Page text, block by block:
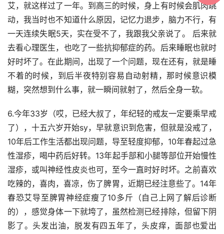
艾，就这样过了一年。到高三的时候，身上有时候会肌肉跳
动，我当时也不知道什么原因，记忆力退步，脑力不行，有
一天连续失眠5天，实在受不了，我跟我父亲说了。 后来就
去看心理医生，也吃了一些抗抑郁症的药。后来睡眠也就时
好时坏了。在此期间，出现了一个问题，现在还有，就是睡
不着的时候，到后半夜特别容易自动射精，那时候意识模
糊，突然想到什么事，就一瞬间就射了，然后全身一软。
6.今年33岁（哎，已经大叔了，年纪轻的戒友一定要乘早戒
了），十五六岁开始sy，早就意识到危害，但就是没戒了，
10年后工作生活都出现问题，导至轻度抑郁，10年春起过急
性湿疹，喝中药后好转。13年起手部和小腿等部位开始慢性
湿疹，或叫神经性皮炎也可，至今一直时好时坏。之前喜欢
吃辣的，喜肉，喜凉，伤了脾胃，近期已经注意些了。14年
春恐艾导至脾胃神经症瘦了10多斤（自己上网了解后诊断
的），感觉身体一下就垮了，虽然检测已经排除，但留下阴
影了。头发出油，脱发有四五年了，头皮痒，面部也爱出